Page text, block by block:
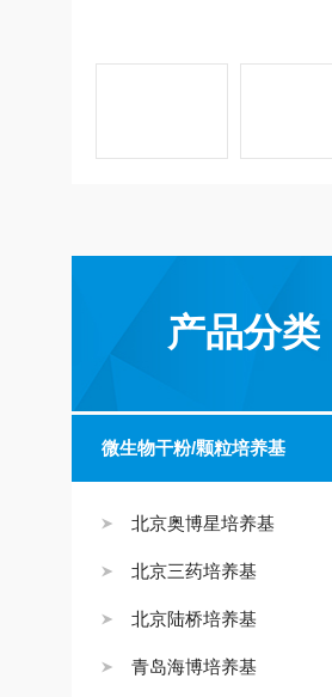
产品分类
微生物干粉/颗粒培养基
北京奥博星培养基
北京三药培养基
北京陆桥培养基
青岛海博培养基